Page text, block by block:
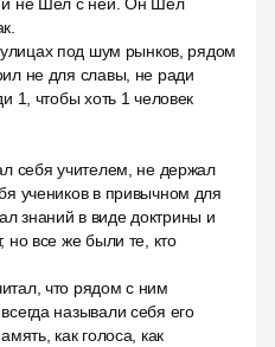
под шум рынков, рядом
не для славы, не ради
1, чтобы хоть 1 человек
себя учителем, не держал
учеников в привычном для
знаний в виде доктрины и
но все же были те, кто
что рядом с ним
называли себя его
как голоса, как